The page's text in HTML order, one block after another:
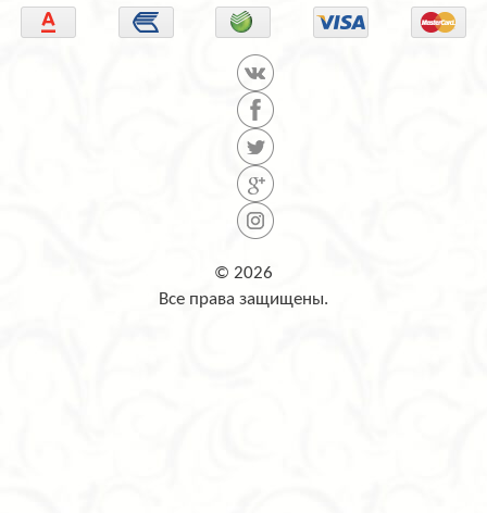
© 2026
Все права защищены.